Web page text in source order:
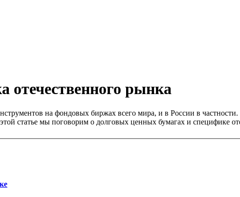
отечественного рынка
на фондовых биржах всего мира, и в России в
статье мы поговорим о долговых ценных бумагах и специфике